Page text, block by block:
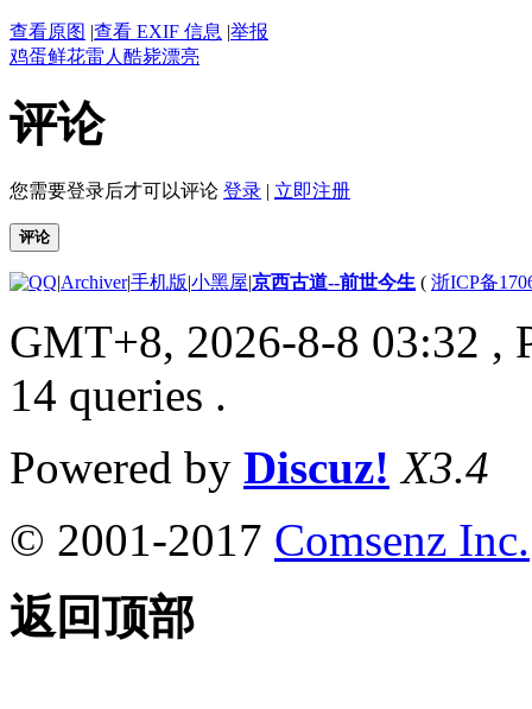
查看原图 |查看 EXIF 信息 |举报
鸡蛋鲜花雷人 酷毙漂亮
评论
您需要登录后才可以评论 登录 | 立即注册
评论
|Archiver|手机版|小黑屋|京西古道--前世今生 ( 浙ICP备
GMT+8, 2026-8-8 03:32 ,
14 queries .
Powered by Discuz! X3.4
© 2001-2017 Comsenz Inc.
返回顶部